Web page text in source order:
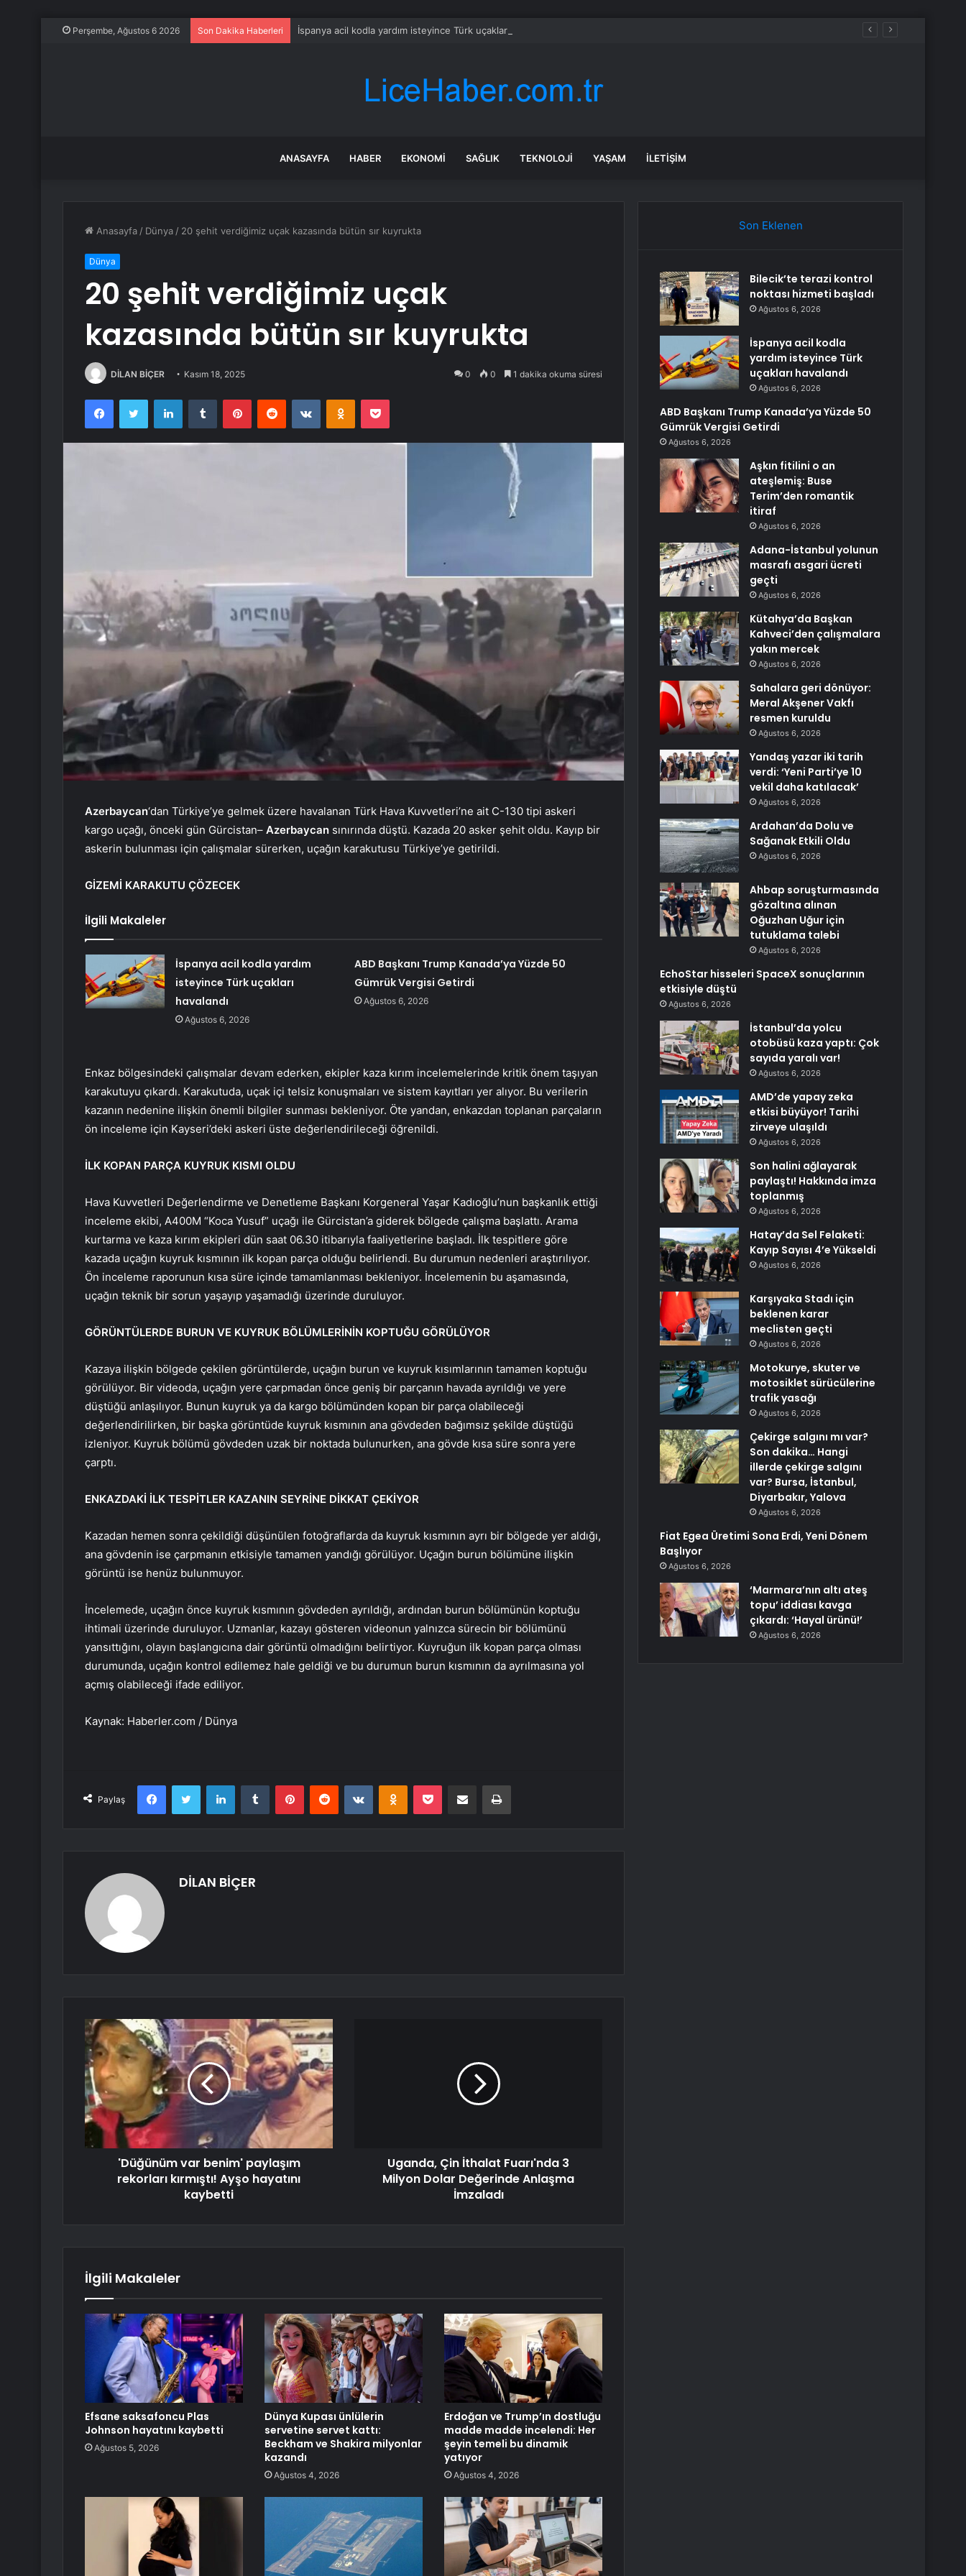
Perşembe, Ağustos 6 2026 Son Dakika Haberleri İspanya acil kodla yardım isteyince Türk uçakları havalandı
ANASAYFA HABER EKONOMI SAĞLIK TEKNOLOJI YAŞAM İLETIŞIM
Anasayfa / Dünya / 20 şehit verdiğimiz uçak kazasında bütün sır kuyrukta
Dünya
20 şehit verdiğimiz uçak
kazasında bütün sır kuyrukta
DİLAN BİÇER Kasım 18, 2025 0 0 1 dakika okuma süresi
FacebookTwitter LinkedInTumblr PinterestReddit VKontakteOdnoklassniki
Pocket
Azerbaycan‘dan Türkiye’ye gelmek üzere havalanan Türk Hava Kuvvetleri’ne ait C-130 tipi askeri
kargo uçağı, önceki gün Gürcistan– Azerbaycan sınırında düştü. Kazada 20 asker şehit oldu. Kayıp bir
askerin bulunması için çalışmalar sürerken, uçağın karakutusu Türkiye’ye getirildi.
GİZEMİ KARAKUTU ÇÖZECEK
İlgili Makaleler
İspanya acil kodla yardım
isteyince Türk uçakları
havalandı
Ağustos 6, 2026
ABD Başkanı Trump Kanada’ya Yüzde 50
Gümrük Vergisi Getirdi
Ağustos 6, 2026
Enkaz bölgesindeki çalışmalar devam ederken, ekipler kaza kırım incelemelerinde kritik önem taşıyan
karakutuyu çıkardı. Karakutuda, uçak içi telsiz konuşmaları ve sistem kayıtları yer alıyor. Bu verilerin
kazanın nedenine ilişkin önemli bilgiler sunması bekleniyor. Öte yandan, enkazdan toplanan parçaların
ön inceleme için Kayseri’deki askeri üste değerlendirileceği öğrenildi.
İLK KOPAN PARÇA KUYRUK KISMI OLDU
Hava Kuvvetleri Değerlendirme ve Denetleme Başkanı Korgeneral Yaşar Kadıoğlu’nun başkanlık ettiği
inceleme ekibi, A400M “Koca Yusuf” uçağı ile Gürcistan’a giderek bölgede çalışma başlattı. Arama
kurtarma ve kaza kırım ekipleri dün saat 06.30 itibarıyla faaliyetlerine başladı. İlk tespitlere göre
kazada uçağın kuyruk kısmının ilk kopan parça olduğu belirlendi. Bu durumun nedenleri araştırılıyor.
Ön inceleme raporunun kısa süre içinde tamamlanması bekleniyor. İncelemenin bu aşamasında,
uçağın teknik bir sorun yaşayıp yaşamadığı üzerinde duruluyor.
GÖRÜNTÜLERDE BURUN VE KUYRUK BÖLÜMLERİNİN KOPTUĞU GÖRÜLÜYOR
Kazaya ilişkin bölgede çekilen görüntülerde, uçağın burun ve kuyruk kısımlarının tamamen koptuğu
görülüyor. Bir videoda, uçağın yere çarpmadan önce geniş bir parçanın havada ayrıldığı ve yere
düştüğü anlaşılıyor. Bunun kuyruk ya da kargo bölümünden kopan bir parça olabileceği
değerlendirilirken, bir başka görüntüde kuyruk kısmının ana gövdeden bağımsız şekilde düştüğü
izleniyor. Kuyruk bölümü gövdeden uzak bir noktada bulunurken, ana gövde kısa süre sonra yere
çarptı.
ENKAZDAKİ İLK TESPİTLER KAZANIN SEYRİNE DİKKAT ÇEKİYOR
Kazadan hemen sonra çekildiği düşünülen fotoğraflarda da kuyruk kısmının ayrı bir bölgede yer aldığı,
ana gövdenin ise çarpmanın etkisiyle tamamen yandığı görülüyor. Uçağın burun bölümüne ilişkin
görüntü ise henüz bulunmuyor.
İncelemede, uçağın önce kuyruk kısmının gövdeden ayrıldığı, ardından burun bölümünün koptuğu
ihtimali üzerinde duruluyor. Uzmanlar, kazayı gösteren videonun yalnızca sürecin bir bölümünü
yansıttığını, olayın başlangıcına dair görüntü olmadığını belirtiyor. Kuyruğun ilk kopan parça olması
durumunda, uçağın kontrol edilemez hale geldiği ve bu durumun burun kısmının da ayrılmasına yol
açmış olabileceği ifade ediliyor.
Kaynak: Haberler.com / Dünya
Paylaş
FacebookTwitter LinkedInTumblr PinterestReddit VKontakteOdnoklassniki
Pocket E-Posta ile paylaş Yazdır
DİLAN BİÇER
'Düğünüm var benim' paylaşım
rekorları kırmıştı! Ayşo hayatını
kaybetti
Uganda, Çin İthalat Fuarı'nda 3
Milyon Dolar Değerinde Anlaşma
İmzaladı
İlgili Makaleler
Efsane saksafoncu Plas
Johnson hayatını kaybetti
Ağustos 5, 2026
Dünya Kupası ünlülerin
servetine servet kattı:
Beckham ve Shakira milyonlar
kazandı
Ağustos 4, 2026
Erdoğan ve Trump’ın dostluğu
madde madde incelendi: Her
şeyin temeli bu dinamik
yatıyor
Ağustos 4, 2026
Son Eklenen
Bilecik’te terazi kontrol
noktası hizmeti başladı
Ağustos 6, 2026
İspanya acil kodla
yardım isteyince Türk
uçakları havalandı
Ağustos 6, 2026
ABD Başkanı Trump Kanada’ya Yüzde 50
Gümrük Vergisi Getirdi
Ağustos 6, 2026
Aşkın fitilini o an
ateşlemiş: Buse
Terim’den romantik
itiraf
Ağustos 6, 2026
Adana-İstanbul yolunun
masrafı asgari ücreti
geçti
Ağustos 6, 2026
Kütahya’da Başkan
Kahveci’den çalışmalara
yakın mercek
Ağustos 6, 2026
Sahalara geri dönüyor:
Meral Akşener Vakfı
resmen kuruldu
Ağustos 6, 2026
Yandaş yazar iki tarih
verdi: ‘Yeni Parti’ye 10
vekil daha katılacak’
Ağustos 6, 2026
Ardahan’da Dolu ve
Sağanak Etkili Oldu
Ağustos 6, 2026
Ahbap soruşturmasında
gözaltına alınan
Oğuzhan Uğur için
tutuklama talebi
Ağustos 6, 2026
EchoStar hisseleri SpaceX sonuçlarının
etkisiyle düştü
Ağustos 6, 2026
İstanbul’da yolcu
otobüsü kaza yaptı: Çok
sayıda yaralı var!
Ağustos 6, 2026
AMD’de yapay zeka
etkisi büyüyor! Tarihi
zirveye ulaşıldı
Ağustos 6, 2026
Son halini ağlayarak
paylaştı! Hakkında imza
toplanmış
Ağustos 6, 2026
Hatay’da Sel Felaketi:
Kayıp Sayısı 4’e Yükseldi
Ağustos 6, 2026
Karşıyaka Stadı için
beklenen karar
meclisten geçti
Ağustos 6, 2026
Motokurye, skuter ve
motosiklet sürücülerine
trafik yasağı
Ağustos 6, 2026
Çekirge salgını mı var?
Son dakika… Hangi
illerde çekirge salgını
var? Bursa, İstanbul,
Diyarbakır, Yalova
Ağustos 6, 2026
Fiat Egea Üretimi Sona Erdi, Yeni Dönem
Başlıyor
Ağustos 6, 2026
‘Marmara’nın altı ateş
topu’ iddiası kavga
çıkardı: ‘Hayal ürünü!’
Ağustos 6, 2026